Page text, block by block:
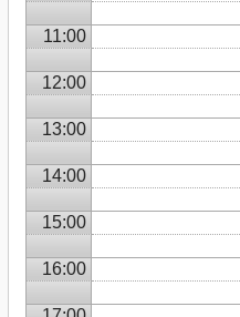
11:00
12:00
13:00
14:00
15:00
16:00